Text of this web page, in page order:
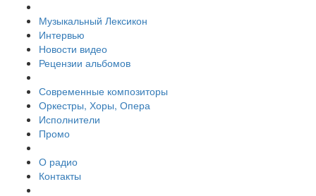
Музыкальный Лексикон
Интервью
Новости видео
Рецензии альбомов
Современные композиторы
Оркестры, Хоры, Опера
Исполнители
Промо
О радио
Контакты